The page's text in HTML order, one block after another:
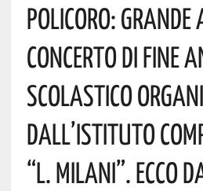
Policoro: Grande
Concerto Di Fine
Scolastico
Dall’Istituto
“L. Milani”. Ecco